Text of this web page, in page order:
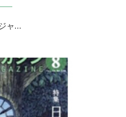
ャ…